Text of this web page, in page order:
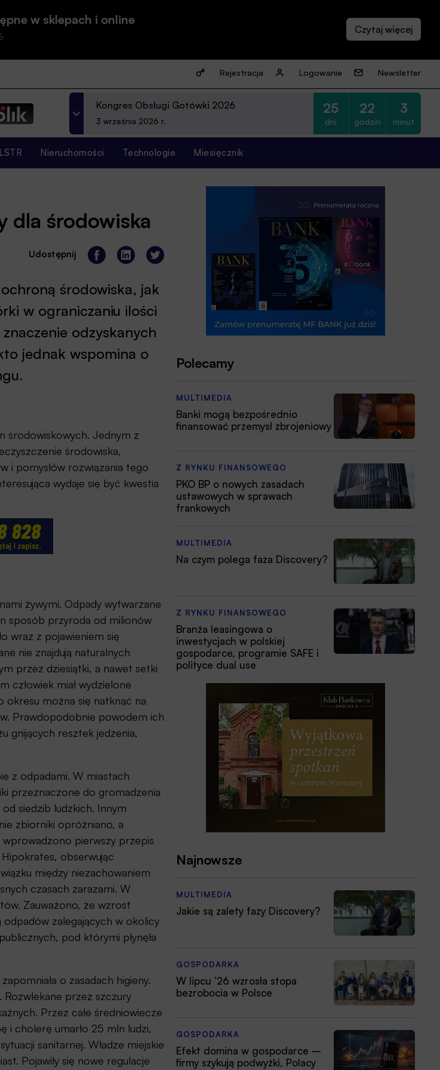
w sklepach i online
Rejestracja Logowanie Newsletter
Kongres Obsługi Gotówki 2026
3 września 2026 r.
25
dni
22
godzin
3
minut
Nieruchomości Technologie Miesięcznik
dla środowiska
Udostępnij
środowiska, jak
w ograniczaniu ilości
odzyskanych
jednak wspomina o
środowiskowych. Jednym z
środowiska,
i pomysłów rozwiązania tego
wydaje się być kwestia
żywymi. Odpady wytwarzane
sposób przyroda od milionów
wraz z pojawieniem się
nie znajdują naturalnych
przez dziesiątki, a nawet setki
człowiek miał wydzielone
okresu można się natknąć na
Prawdopodobnie powodem ich
gnijących resztek jedzenia,
z odpadami. W miastach
przeznaczone do gromadzenia
siedzib ludzkich. Innym
zbiorniki opróżniano, a
pierwszy przepis
obserwując
między niezachowaniem
czasach zarazami. W
Zauważono, że wzrost
odpadów zalegających w okolicy
pod którymi płynęła
o zasadach higieny.
Rozwlekane przez szczury
Przez całe średniowiecze
i cholerę umarło 25 mln ludzi,
sanitarnej. Władze miejskie
Pojawiły się nowe regulacje
Polecamy
MULTIMEDIA
Banki mogą bezpośrednio
finansować przemysł zbrojeniowy
Z RYNKU FINANSOWEGO
PKO BP o nowych zasadach
ustawowych w sprawach
frankowych
MULTIMEDIA
Na czym polega faza Discovery?
Z RYNKU FINANSOWEGO
Branża leasingowa o
inwestycjach w polskiej
gospodarce, programie SAFE i
polityce dual use
Najnowsze
MULTIMEDIA
Jakie są zalety fazy Discovery?
GOSPODARKA
W lipcu ’26 wzrosła stopa
bezrobocia w Polsce
GOSPODARKA
Efekt domina w gospodarce –
firmy szykują podwyżki, Polacy